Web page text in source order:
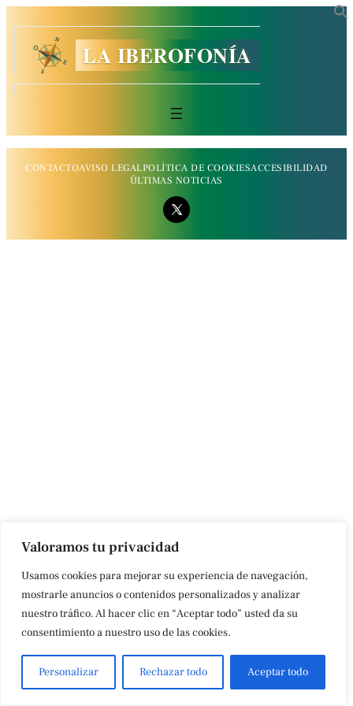
Valoramos tu privacidad
Usamos cookies para mejorar su experiencia de navegación,
mostrarle anuncios o contenidos personalizados y analizar
nuestro tráfico. Al hacer clic en “Aceptar todo” usted da su
consentimiento a nuestro uso de las cookies.
Personalizar Rechazar todo Aceptar todo
LA IBEROFONÍA
CONTACTOAVISO LEGALPOLÍTICA DE COOKIESACCESIBILIDAD
ÚLTIMAS NOTICIAS